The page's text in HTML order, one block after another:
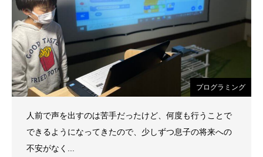
プログラミング
人前で声を出すのは苦手だったけど、何度も行うことで
できるようになってきたので、少しずつ息子の将来への
不安がなく...